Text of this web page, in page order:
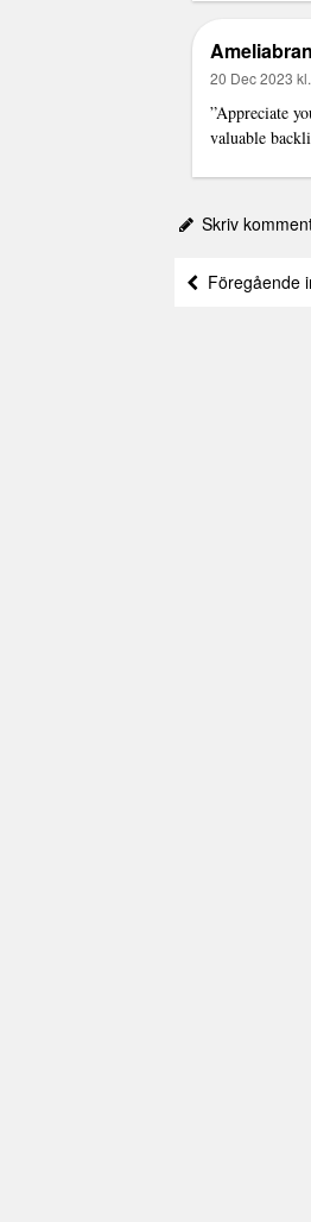
Ameliabran
20 Dec 2023
”Appreciate
valuable
Skriv
Föregående